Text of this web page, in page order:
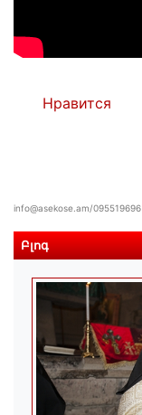
Нравится
info@asekose.am/095519696
Բլոգ